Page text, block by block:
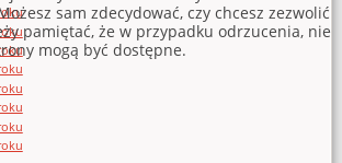
sam zdecydować, czy chcesz zezwolić
pamiętać, że w przypadku odrzucenia, nie
mogą być dostępne.